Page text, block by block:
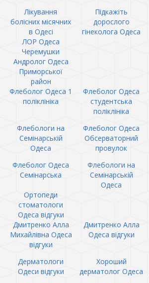
Лікування
болісних місячних
в Одесі
Підкажіть
дорослого
гінеколога Одеса
ЛОР Одеса
Черемушки
Андролог Одеса
Приморської
район
Флеболог Одеса 1
поліклініка
Флеболог Одеса
студентська
поліклініка
Флебологи на
Семінарській
Одеса
Флеболог Одеса
Обсерваторний
провулок
Флеболог Одеса
Семінарська
Флебологи на
Семінарській
Одеса
Ортопеди
стоматологи
Одеса відгуки
Дмитренко Алла
Михайлівна Одеса
відгуки
Дмитренко Алла
Одеса відгуки
Дерматологи
Одеси відгуки
Хороший
дерматолог Одеса